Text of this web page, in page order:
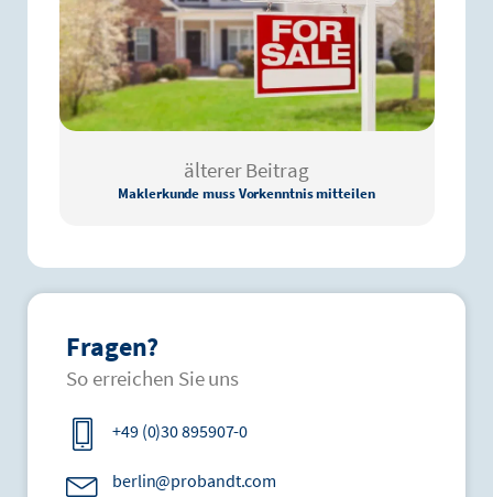
älterer Beitrag
Maklerkunde muss Vorkenntnis mitteilen
Fragen?
So erreichen Sie uns
+49 (0)30 895907-0
berlin@probandt.com